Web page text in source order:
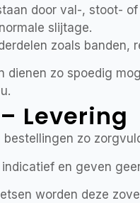
door val-, stoot-
slijtage.
zoals
dienen zo spoedig
Levering
bestellingen zo
en geven
worden deze